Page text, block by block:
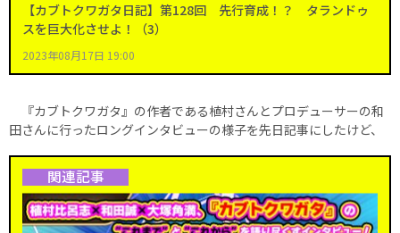
【カブトクワガタ日記】第128回 先行育成！？ タランドゥ
スを巨大化させよ！（3）
2023年08月17日 19:00
『カブトクワガタ』の作者である植村さんとプロデューサーの和
田さんに行ったロングインタビューの様子を先日記事にしたけど、
関連記事